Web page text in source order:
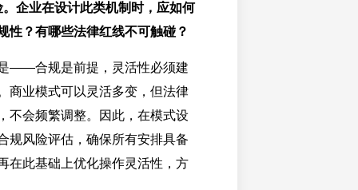
企业在设计此类机制时，应如何
性？有哪些法律红线不可触碰？
——合规是前提，灵活性必须建
商业模式可以灵活多变，但法律
不会频繁调整。因此，在模式设
规风险评估，确保所有安排具备
在此基础上优化操作灵活性，方